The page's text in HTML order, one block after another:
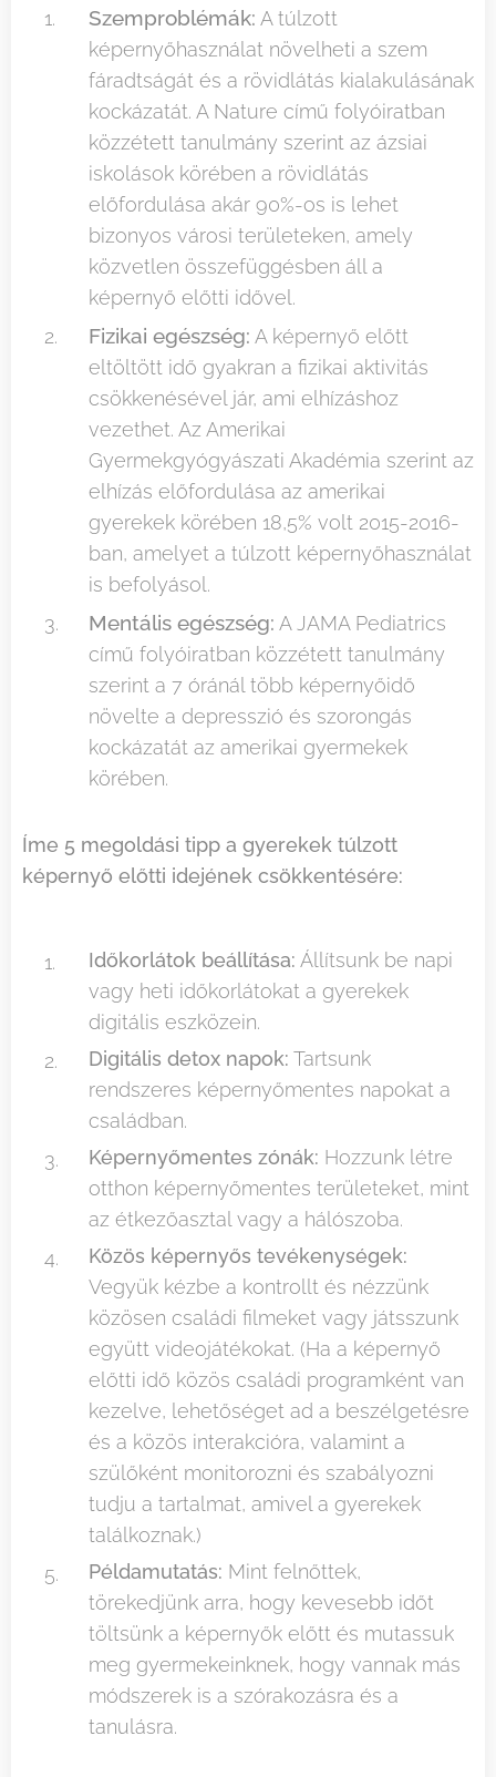
Szemproblémák: A túlzott
képernyőhasználat növelheti a szem
fáradtságát és a rövidlátás kialakulásának
kockázatát. A Nature című folyóiratban
közzétett tanulmány szerint az ázsiai
iskolások körében a rövidlátás
előfordulása akár 90%-os is lehet
bizonyos városi területeken, amely
közvetlen összefüggésben áll a
képernyő előtti idővel.
Fizikai egészség: A képernyő előtt
eltöltött idő gyakran a fizikai aktivitás
csökkenésével jár, ami elhízáshoz
vezethet. Az Amerikai
Gyermekgyógyászati Akadémia szerint az
elhízás előfordulása az amerikai
gyerekek körében 18,5% volt 2015-2016-
ban, amelyet a túlzott képernyőhasználat
is befolyásol.
Mentális egészség: A JAMA Pediatrics
című folyóiratban közzétett tanulmány
szerint a 7 óránál több képernyőidő
növelte a depresszió és szorongás
kockázatát az amerikai gyermekek
körében.
Íme 5 megoldási tipp a gyerekek túlzott
képernyő előtti idejének csökkentésére:
Időkorlátok beállítása: Állítsunk be napi
vagy heti időkorlátokat a gyerekek
digitális eszközein.
Digitális detox napok: Tartsunk
rendszeres képernyőmentes napokat a
családban.
Képernyőmentes zónák: Hozzunk létre
otthon képernyőmentes területeket, mint
az étkezőasztal vagy a hálószoba.
Közös képernyős tevékenységek:
Vegyük kézbe a kontrollt és nézzünk
közösen családi filmeket vagy játsszunk
együtt videojátékokat. (Ha a képernyő
előtti idő közös családi programként van
kezelve, lehetőséget ad a beszélgetésre
és a közös interakcióra, valamint a
szülőként monitorozni és szabályozni
tudju a tartalmat, amivel a gyerekek
találkoznak.)
Példamutatás: Mint felnőttek,
törekedjünk arra, hogy kevesebb időt
töltsünk a képernyők előtt és mutassuk
meg gyermekeinknek, hogy vannak más
módszerek is a szórakozásra és a
tanulásra.